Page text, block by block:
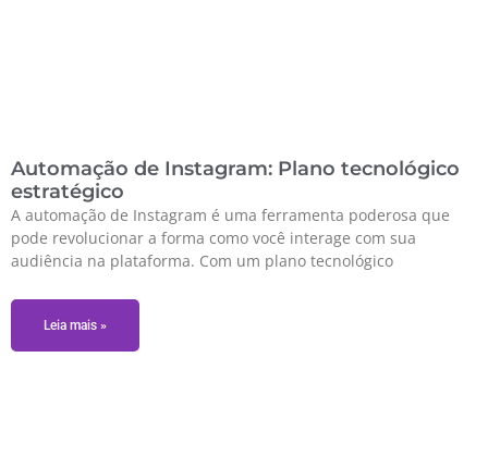
Automação de Instagram: Plano tecnológico
estratégico
A automação de Instagram é uma ferramenta poderosa que
pode revolucionar a forma como você interage com sua
audiência na plataforma. Com um plano tecnológico
Leia mais »